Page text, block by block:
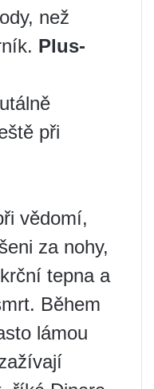
než
Plus-
při
vědomí,
za nohy,
tepna a
Během
lámou